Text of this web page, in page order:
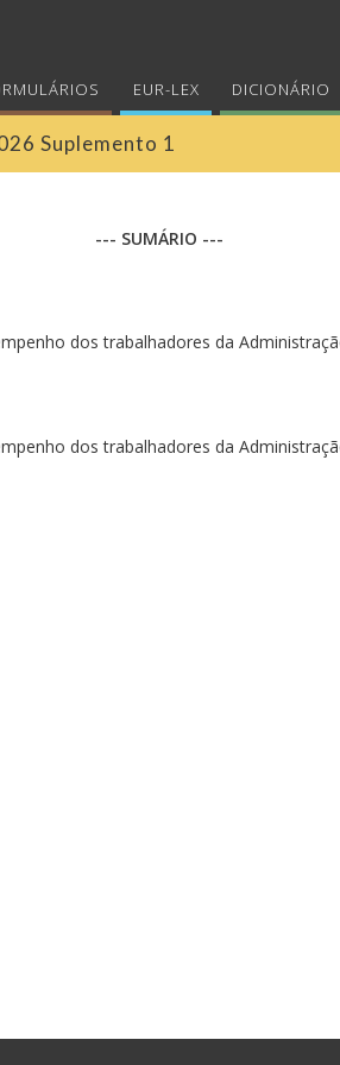
EUR-LEX DICIONÁRIO
Suplemento 1
--- SUMÁRIO ---
dos trabalhadores da
dos trabalhadores da